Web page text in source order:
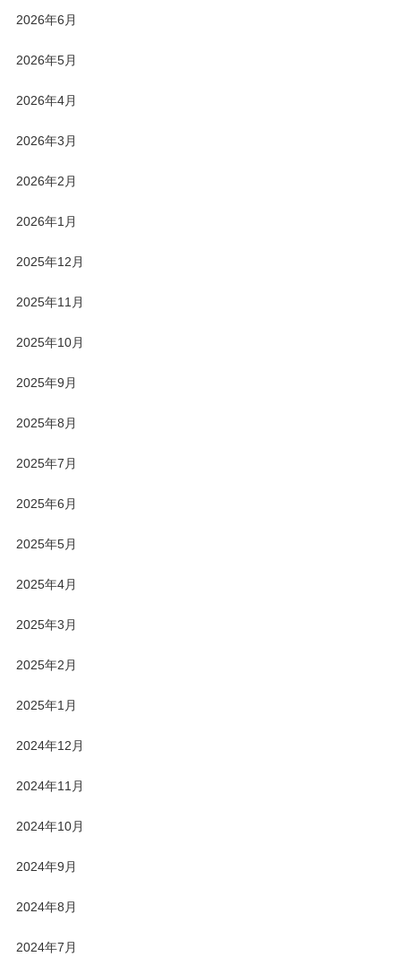
2026年6月
2026年5月
2026年4月
2026年3月
2026年2月
2026年1月
2025年12月
2025年11月
2025年10月
2025年9月
2025年8月
2025年7月
2025年6月
2025年5月
2025年4月
2025年3月
2025年2月
2025年1月
2024年12月
2024年11月
2024年10月
2024年9月
2024年8月
2024年7月